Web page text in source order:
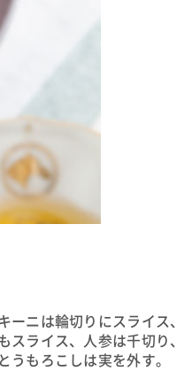
ーニは輪切りにスライス、
スライス、人参は千切り、
うもろこしは実を外す。